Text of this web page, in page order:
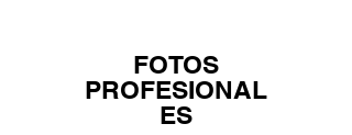
FOTOS
PROFESIONAL
ES